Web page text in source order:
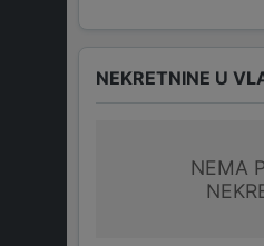
NEKRETNINE U
NEMA